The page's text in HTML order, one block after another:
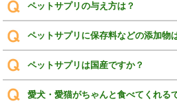
ペットサプリの与え方は？
ペットサプリに保存料などの添加物
ペットサプリは国産ですか？
愛犬・愛猫がちゃんと食べてくれる